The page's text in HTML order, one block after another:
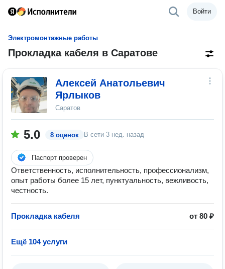
Войти
Электромонтажные работы
Прокладка кабеля в Саратове
Алексей Анатольевич
Ярлыков
Саратов
5.0 8 оценок В сети 3 нед. назад
Паспорт проверен
Ответственность, исполнительность, профессионализм,
опыт работы более 15 лет, пунктуальность, вежливость,
честность.
Прокладка кабеля от 80 ₽
Ещё 104 услуги